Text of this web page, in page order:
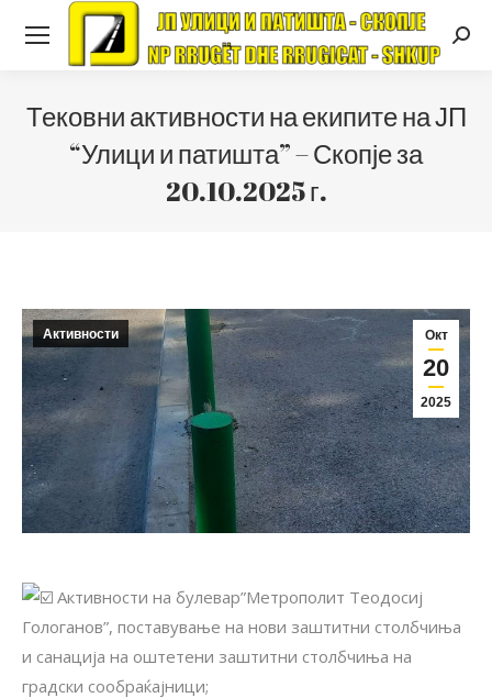
Тековни активности на екипите на ЈП
“Улици и патишта” – Скопје за
20.10.2025 г.
Окт
20
2025
Активности
Активности на булевар”Метрополит Теодосиј
Гологанов”, поставување на нови заштитни столбчиња
и санација на оштетени заштитни столбчиња на
градски сообраќајници;